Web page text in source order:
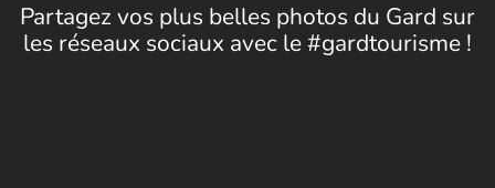
Partagez vos plus belles photos du Gard sur
les réseaux sociaux avec le #gardtourisme !